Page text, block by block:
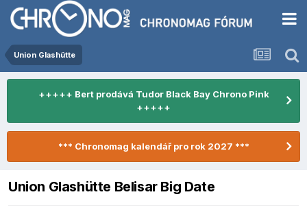
Union Glashütte
+++++ Bert prodává Tudor Black Bay Chrono Pink
+++++
*** Chronomag kalendář pro rok 2027 ***
Union Glashütte Belisar Big Date